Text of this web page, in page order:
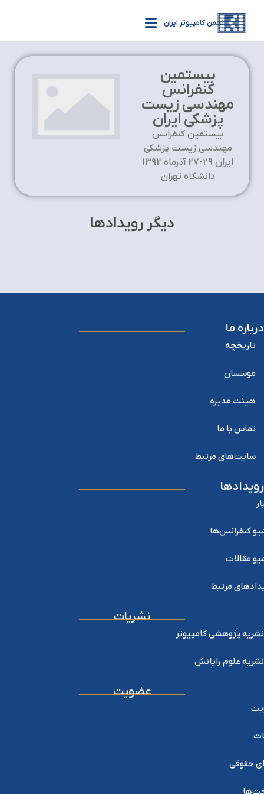
انجمن کامپیوتر ایران
بیستمین
کنفرانس
مهندسی زیست
پزشکی ایران
بیستمین کنفرانس
مهندسی زیست پزشکی
ایران 29-27 آذرماه 1392
دانشگاه تهران
دیگر رویدادها
درباره ما
تاریخچه
موسسان
هیئت مدیره
تماس با ما
سایت‌های مرتبط
رویدادها
کنفرانس‌ها
مقالات
مرتبط
نشریات
نشریه پژوهشی کامپیوتر
نشریه علوم رایانش
عضویت
حقوقی